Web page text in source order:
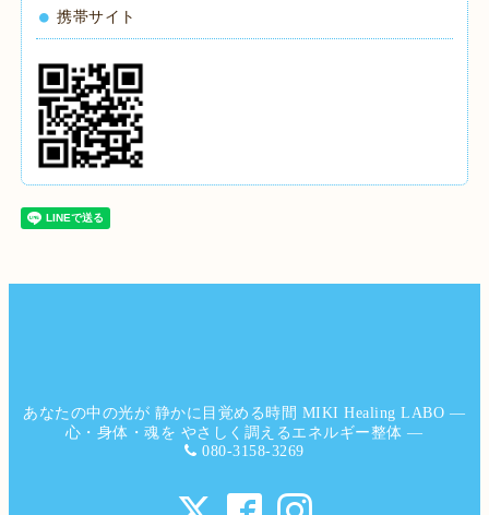
携帯サイト
あなたの中の光が 静かに目覚める時間 MIKI Healing LABO ―
心・身体・魂を やさしく調えるエネルギー整体 ―
080-3158-3269